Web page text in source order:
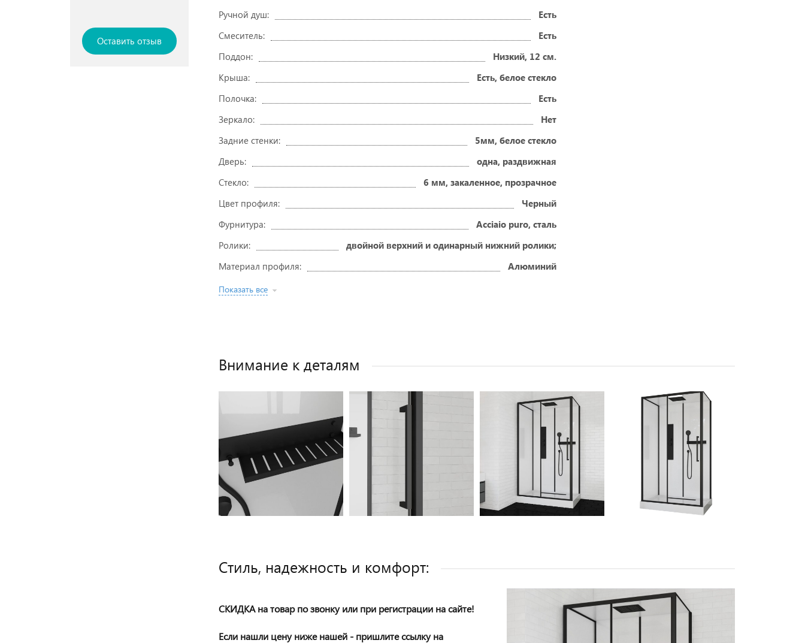
Оставить отзыв
Ручной душ:
Есть
Смеситель:
Есть
Поддон:
Низкий, 12 см.
Крыша:
Есть, белое стекло
Полочка:
Есть
Зеркало:
Нет
Задние стенки:
5мм, белое стекло
Дверь:
одна, раздвижная
Стекло:
6 мм, закаленное, прозрачное
Цвет профиля:
Черный
Фурнитура:
Acciaio puro, сталь
Ролики:
двойной верхний и одинарный нижний ролики;
Материал профиля:
Алюминий
Показать все
Внимание к деталям
Стиль, надежность и комфорт:
СКИДКА на товар по звонку или при регистрации на сайте!
Если нашли цену ниже нашей - пришлите ссылку на